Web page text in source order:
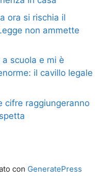
ora si rischia il
non ammette
scuola e mi è
il cavillo legale
cifre raggiungeranno
con GeneratePress